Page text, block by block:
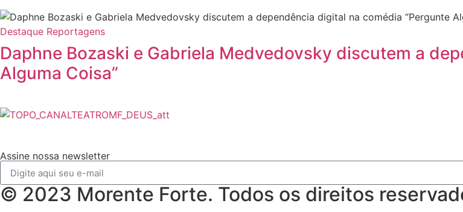
Destaque Reportagens
Daphne Bozaski e Gabriela Medvedovsky discutem a
Alguma Coisa”
Assine nossa newsletter
© 2023 Morente Forte. Todos os direitos